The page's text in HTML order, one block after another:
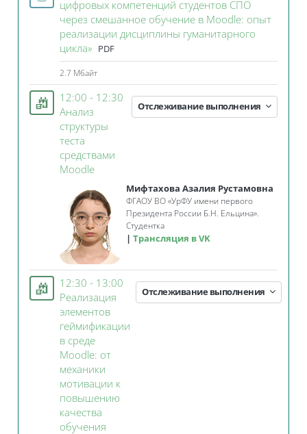
цифровых компетенций студентов СПО
через смешанное обучение в Moodle: опыт
реализации дисциплины гуманитарного
цикла» Файл
PDF
2.7 Мбайт
12:00 - 12:30
Анализ
структуры
теста
средствами
MoodleЗанятие 3KL
Отслеживание выполнения
Мифтахова Азалия Рустамовна
ФГАОУ ВО «УрФУ имени первого
Президента России Б.Н. Ельцина».
Студентка
Трансляция в VK
12:30 - 13:00
Реализация
элементов
геймификации
в среде
Moodle: от
механики
мотивации к
повышению
качества
обучения
Отслеживание выполнения